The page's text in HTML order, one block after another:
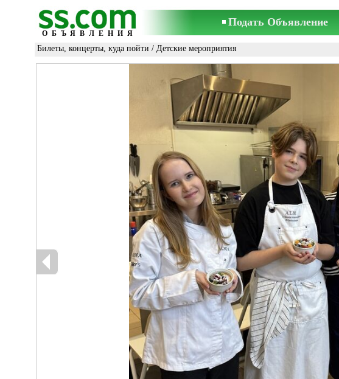
ОБЪЯВЛЕНИЯ
Подать Объявление
Билеты, концерты, куда пойти / Детские мероприятия